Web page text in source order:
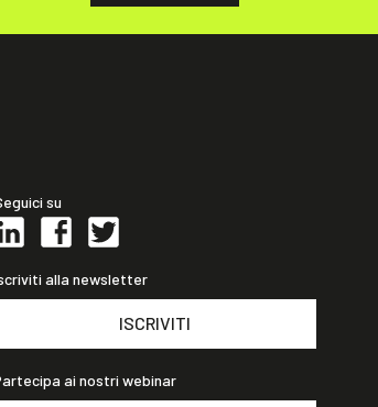
su
alla newsletter
ISCRIVITI
ai nostri webinar